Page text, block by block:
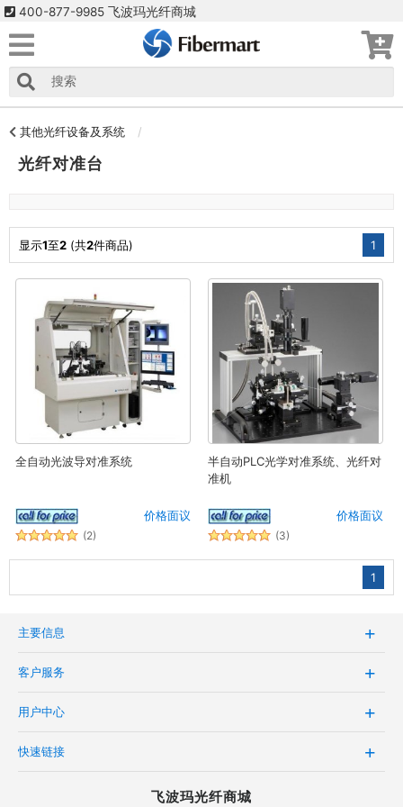
400-877-9985 飞波玛光纤商城
其他光纤设备及系统
光纤对准台
1
显示1至2 (共2件商品)
全自动光波导对准系统
价格面议
(2)
半自动PLC光学对准系统、光纤对
准机
价格面议
(3)
1
主要信息
客户服务
用户中心
快速链接
飞波玛光纤商城